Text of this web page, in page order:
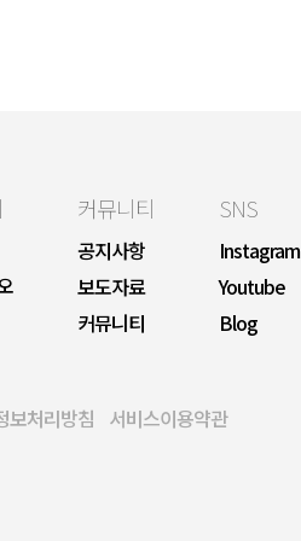
커뮤니티
공지사항
보도자료
커뮤니티
SNS
Instagram
Youtube
Blog
보처리방침 서비스이용약관